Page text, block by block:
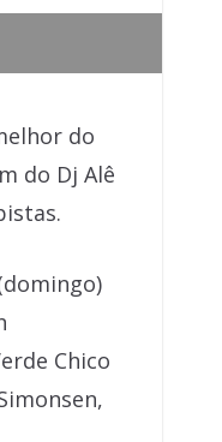
do
do Dj Alê
Chico